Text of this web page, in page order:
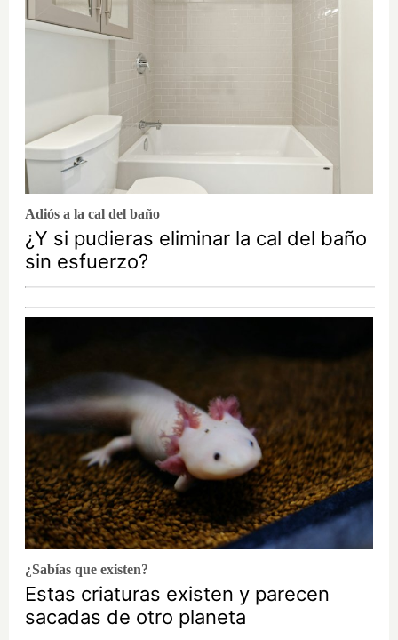
Adiós a la cal del baño
¿Y si pudieras eliminar la cal del baño
sin esfuerzo?
¿Sabías que existen?
Estas criaturas existen y parecen
sacadas de otro planeta